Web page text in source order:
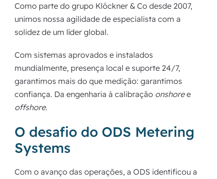
Como parte do grupo Klöckner & Co desde 2007,
unimos nossa agilidade de especialista com a
solidez de um líder global.
Com sistemas aprovados e instalados
mundialmente, presença local e suporte 24/7,
garantimos mais do que medição: garantimos
confiança. Da engenharia à calibração onshoree
offshore.
O desafio do ODS Metering
Systems
Com o avanço das operações, a ODS identificou a